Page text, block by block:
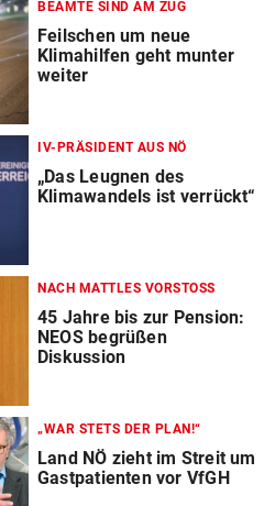
BEAMTE SIND AM ZUG
Feilschen um neue
Klimahilfen geht munter
weiter
IV-PRÄSIDENT AUS NÖ
„Das Leugnen des
Klimawandels ist verrückt“
NACH MATTLES VORSTOSS
45 Jahre bis zur Pension:
NEOS begrüßen
Diskussion
„WAR STETS DER PLAN!“
Land NÖ zieht im Streit um
Gastpatienten vor VfGH